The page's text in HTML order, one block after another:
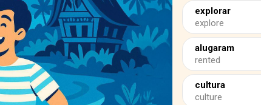
explorar
explore
alugaram
rented
cultura
culture